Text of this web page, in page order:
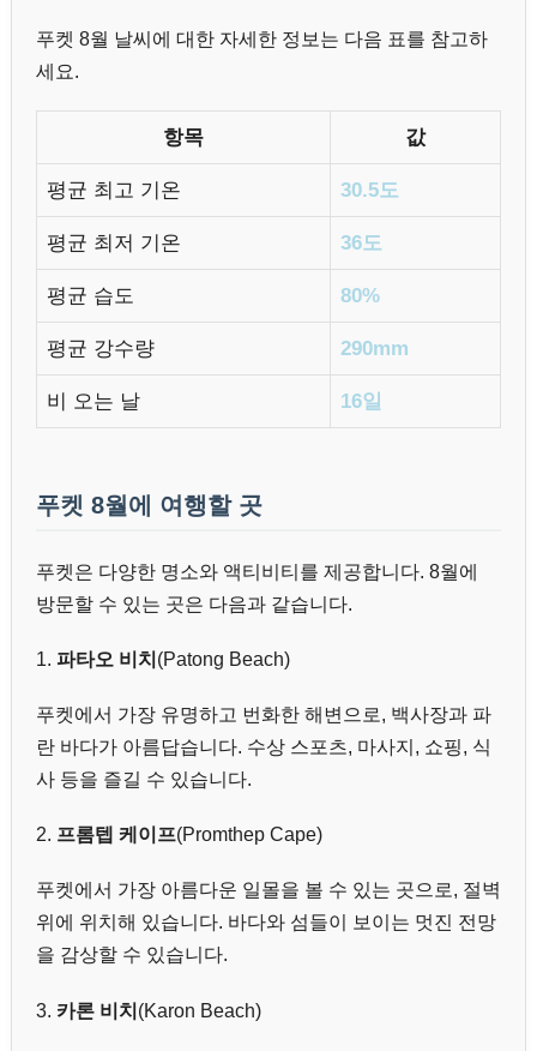
푸켓 8월 날씨에 대한 자세한 정보는 다음 표를 참고하
세요.
항목 값
평균 최고 기온 30.5도
평균 최저 기온 36도
평균 습도 80%
평균 강수량 290mm
비 오는 날 16일
푸켓 8월에 여행할 곳
푸켓은 다양한 명소와 액티비티를 제공합니다. 8월에
방문할 수 있는 곳은 다음과 같습니다.
1. 파타오 비치 (Patong Beach)
푸켓에서 가장 유명하고 번화한 해변으로, 백사장과 파
란 바다가 아름답습니다. 수상 스포츠, 마사지, 쇼핑, 식
사 등을 즐길 수 있습니다.
2. 프롬텝 케이프(Promthep Cape)
푸켓에서 가장 아름다운 일몰을 볼 수 있는 곳으로, 절벽
위에 위치해 있습니다. 바다와 섬들이 보이는 멋진 전망
을 감상할 수 있습니다.
3. 카론 비치 (Karon Beach)